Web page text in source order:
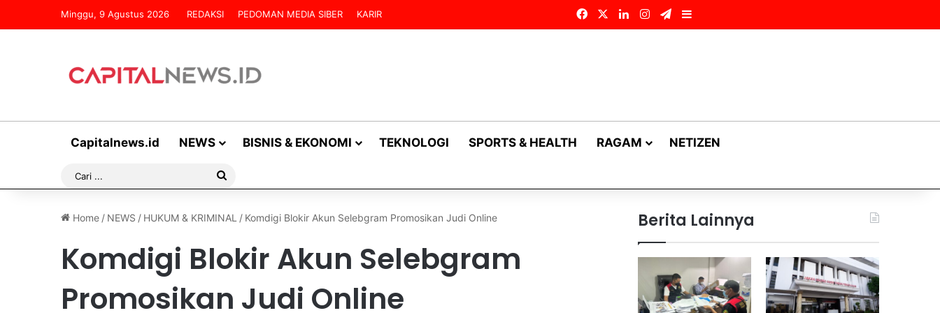
Minggu, 9 Agustus 2026 REDAKSI PEDOMAN MEDIA SIBER KARIR FacebookLinkedInInstagram
Telegram
Sidebar
Capitalnews.id NEWS BISNIS & EKONOMI TEKNOLOGI SPORTS & HEALTH RAGAM NETIZEN
Cari
Home / NEWS / HUKUM & KRIMINAL / Komdigi Blokir Akun Selebgram Promosikan Judi Online
Komdigi Blokir Akun Selebgram
Promosikan Judi Online
Berita Lainnya